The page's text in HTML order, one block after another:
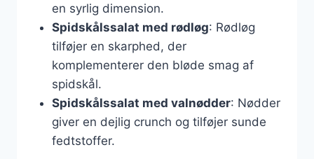
en syrlig dimension.
Spidskålssalat med rødløg: Rødløg
tilføjer en skarphed, der
komplementerer den bløde smag af
spidskål.
Spidskålssalat med valnødder: Nødder
giver en dejlig crunch og tilføjer sunde
fedtstoffer.